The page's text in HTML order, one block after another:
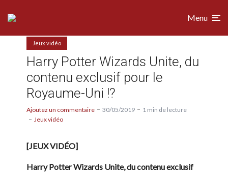
Menu
Jeux vidéo
Harry Potter Wizards Unite, du
contenu exclusif pour le
Royaume-Uni !?
Ajoutez un commentaire 30/05/2019
1 min de lecture
Jeux vidéo
[JEUX VIDÉO]
Harry Potter Wizards Unite, du contenu exclusif